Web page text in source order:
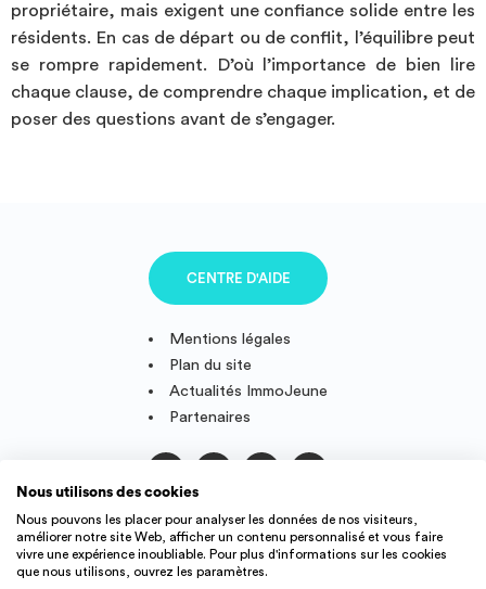
propriétaire, mais exigent une confiance solide entre les
résidents. En cas de départ ou de conflit, l’équilibre peut
se rompre rapidement. D’où l’importance de bien lire
chaque clause, de comprendre chaque implication, et de
poser des questions avant de s’engager.
Mentions légales
Plan du site
Actualités ImmoJeune
Partenaires
CENTRE D'AIDE
Suivez-nous
Nous utilisons des cookies
Nous pouvons les placer pour analyser les données de nos visiteurs,
améliorer notre site Web, afficher un contenu personnalisé et vous faire
vivre une expérience inoubliable. Pour plus d'informations sur les cookies
que nous utilisons, ouvrez les paramètres.